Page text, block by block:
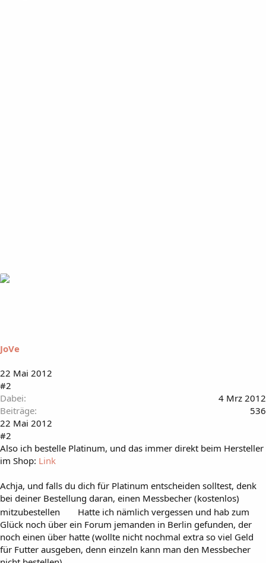
JoVe
22 Mai 2012
#2
Dabei
4 Mrz 2012
Beiträge
536
22 Mai 2012
#2
Also ich bestelle Platinum, und das immer direkt beim Hersteller
im Shop: Link
Achja, und falls du dich für Platinum entscheiden solltest, denk
bei deiner Bestellung daran, einen Messbecher (kostenlos)
mitzubestellen
Hatte ich nämlich vergessen und hab zum
Glück noch über ein Forum jemanden in Berlin gefunden, der
noch einen über hatte (wollte nicht nochmal extra so viel Geld
für Futter ausgeben, denn einzeln kann man den Messbecher